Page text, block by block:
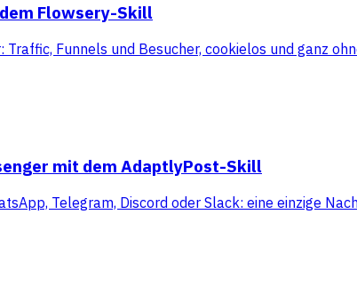
Flowsery-Skill
Funnels und Besucher, cookielos und ganz
mit dem AdaptlyPost-Skill
Telegram, Discord oder Slack: eine einzige